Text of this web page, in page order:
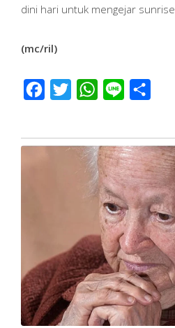
dini hari untuk mengejar sunrise.
(mc/ril)
Facebook
Twitter WhatsApp
Line